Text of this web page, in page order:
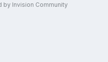
by Invision Community